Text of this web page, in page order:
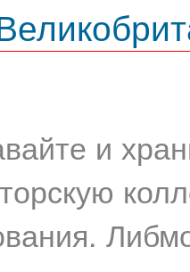
и